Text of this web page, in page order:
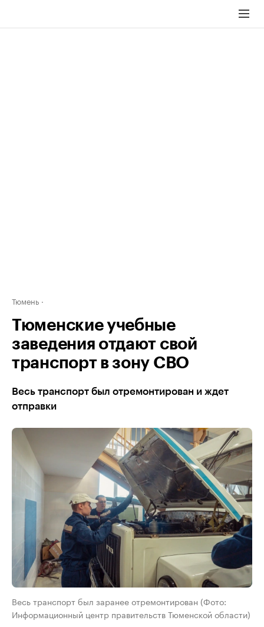
Тюмень
Тюменские учебные
заведения отдают свой
транспорт в зону СВО
Весь транспорт был отремонтирован и ждет
отправки
Весь транспорт был заранее отремонтирован (Фото:
Информационный центр правительств Тюменской области)